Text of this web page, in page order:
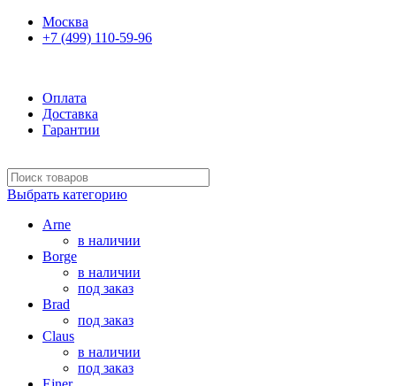
Москва
+7 (499) 110-59-96
Оплата
Доставка
Гарантии
Выбрать категорию
Arne
в наличии
Borge
в наличии
под заказ
Brad
под заказ
Claus
в наличии
под заказ